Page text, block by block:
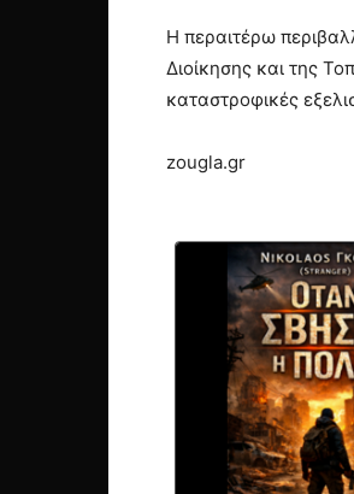
Η περαιτέρω
Διοίκησης και της
καταστροφικές
zougla.gr